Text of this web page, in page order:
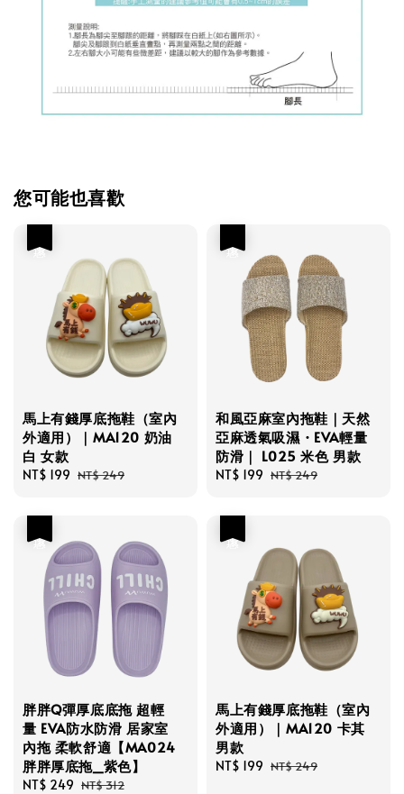
您可能也喜歡
馬上有錢厚底拖鞋（室內
外適用）｜MA120 奶油
白 女款
Sale
NT$ 199 Regular
NT$ 249
和風亞麻室內拖鞋｜天然
亞麻透氣吸濕・EVA輕量
防滑｜ L025 米色 男款
Sale
NT$ 199 Regular
NT$ 249
胖胖Q彈厚底底拖 超輕
量 EVA防水防滑 居家室
內拖 柔軟舒適【MA024
胖胖厚底拖_紫色】
Sale
NT$ 249 Regular
NT$ 312
馬上有錢厚底拖鞋（室內
外適用）｜MA120 卡其
男款
Sale
NT$ 199 Regular
NT$ 249